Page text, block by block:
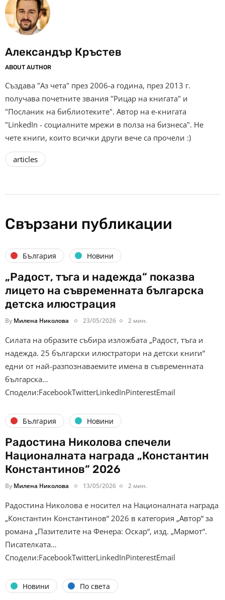
Александър Кръстев
ABOUT AUTHOR
Създава "Аз чета" през 2006-а година, през 2013 г.
получава почетните звания "Рицар на книгата" и
"Посланик на библиотеките". Автор на е-книгата
"LinkedIn - социалните мрежи в полза на бизнеса". Не
чете книги, които всички други вече са прочели :)
articles
Свързани публикации
България Новини
„Радост, тъга и надежда“ показва
лицето на съвременната българска
детска илюстрация
By Милена Николова 23/05/2026 2 мин.
Силата на образите събира изложбата „Радост, тъга и
надежда. 25 български илюстратори на детски книги“
едни от най-разпознаваемите имена в съвременната
българска…
Сподели:FacebookTwitterLinkedInPinterestEmail
България Новини
Радостина Николова спечели
Националната награда „Константин
Константинов“ 2026
By Милена Николова 13/05/2026 2 мин.
Радостина Николова е носител на Националната награда
„Константин Константинов“ 2026 в категория „Автор“ за
романа „Пазителите на Фенера: Оскар“, изд. „Мармот“.
Писателката…
Сподели:FacebookTwitterLinkedInPinterestEmail
Новини По света